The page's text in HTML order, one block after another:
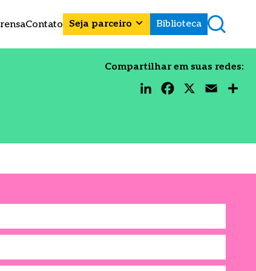
Contato Seja parceiro Biblioteca
Compartilhar em suas redes: